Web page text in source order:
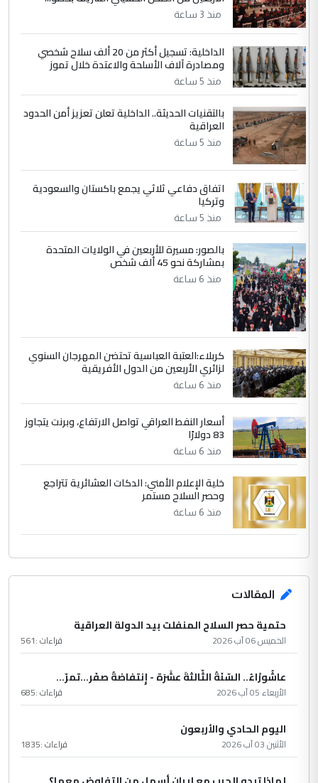
العام في بغداد
4 سردار
التعليق : واحد من عصابة علي ماما يسقط
جنسية الرافد الثالث للعراق ومن اصول عريقة
ابا فرات ...
الموضوع :
الجواهري يرد على صدام حسين سل
مضجعيك يابن الزنا (نص كامل)
5 سردار
التعليق : واحد من عصابة علي ماما يسقط
جنسية الرافد الثالث للعراق ومن اصول عريقة
ابا فرات ...
الموضوع :
الجواهري يرد على صدام حسين سل
مضجعيك يابن الزنا (نص كامل)
منذ 3 ساعة
الداخلية: تسجيل أكثر من 20 ألف سلاح شخصي
ومصادرة آلاف الأسلحة والاعتدة خلال تموز
منذ 5 ساعة
بالتقنيات الحديثة.. الداخلية تعلن تعزيز أمن الحدود
العراقية
منذ 5 ساعة
اتفاق دفاعي ثلاثي يجمع باكستان والسعودية
وتركيا
منذ 5 ساعة
بالصور: مسيرة للأربعين في الولايات المتحدة
بمشاركة نحو 45 ألف شخص
منذ 6 ساعة
كربلاء:العتبة العباسية تحتضن المهرجان السنوي
لزائري الأربعين من الدول الأفريقية
منذ 6 ساعة
أسعار النفط العراقي تواصل الارتفاع، وبرنت يتجاوز
83 دولارًا
منذ 6 ساعة
خلية الإعلام الأمني: الدكات العشائرية تتراجع
وحصر السلاح مستمر
منذ 6 ساعة
المقالات
حتمية حصر السلاح المنفلت بيد الدولة العراقية
الخميس 06 آب 2026 قراءات :561
عاشُورْاءُ.. السّنَةُ الثّالثةَ عشَرَة - إِنتفاضةُ صفَر…تمرّ...
الأربعاء 05 آب 2026 قراءات :685
اليوم الحادي والأربعون
الأثنين 03 آب 2026 قراءات :1835